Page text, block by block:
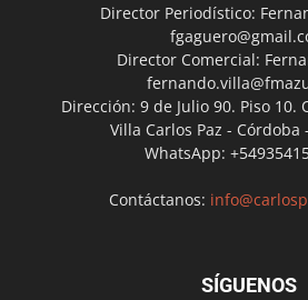
Director Periodístico:
Director Comercial:
Dirección: 9 de Julio 90. Piso 10.
Villa Carlos Paz - Córdoba
WhatsApp:
Contáctanos:
SÍGUENOS